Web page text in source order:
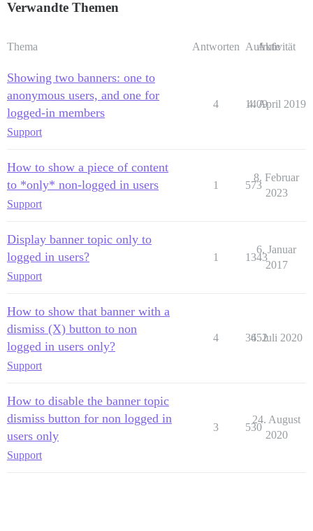
Verwandte Themen
Thema Antworten Aufrufe
Aktivität
Showing two banners: one to
anonymous users, and one for
logged-in members
Support
4 1409
4. April 2019
How to show a piece of content
to *only* non-logged in users
Support
1 573
8. Februar
2023
Display banner topic only to
logged in users?
Support
1 1343
6. Januar
2017
How to show that banner with a
dismiss (X) button to non
logged in users only?
Support
4 3652
4. Juli 2020
How to disable the banner topic
dismiss button for non logged in
users only
Support
3 530
24. August
2020